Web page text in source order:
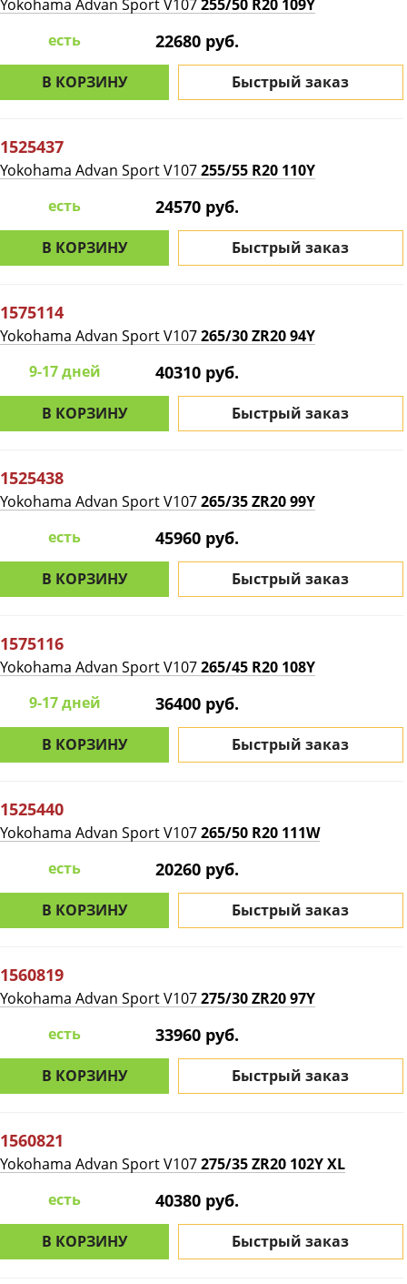
Yokohama Advan Sport V107255/50 R20 109Y
есть
22680 руб.
В КОРЗИНУ Быстрый заказ
1525437
Yokohama Advan Sport V107255/55 R20 110Y
есть
24570 руб.
В КОРЗИНУ Быстрый заказ
1575114
Yokohama Advan Sport V107265/30 ZR20 94Y
9-17 дней
40310 руб.
В КОРЗИНУ Быстрый заказ
1525438
Yokohama Advan Sport V107265/35 ZR20 99Y
есть
45960 руб.
В КОРЗИНУ Быстрый заказ
1575116
Yokohama Advan Sport V107265/45 R20 108Y
9-17 дней
36400 руб.
В КОРЗИНУ Быстрый заказ
1525440
Yokohama Advan Sport V107265/50 R20 111W
есть
20260 руб.
В КОРЗИНУ Быстрый заказ
1560819
Yokohama Advan Sport V107275/30 ZR20 97Y
есть
33960 руб.
В КОРЗИНУ Быстрый заказ
1560821
Yokohama Advan Sport V107275/35 ZR20 102Y XL
есть
40380 руб.
В КОРЗИНУ Быстрый заказ